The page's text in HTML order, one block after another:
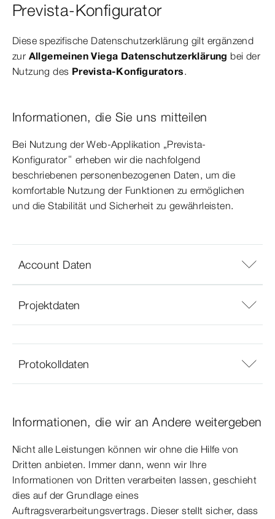
Prevista-Konfigurator
Diese spezifische Datenschutzerklärung gilt ergänzend
zur Allgemeinen Viega Datenschutzerklärung bei der
Nutzung des Prevista-Konfigurators.
Informationen, die Sie uns mitteilen
Bei Nutzung der Web-Applikation „Prevista-
Konfigurator“ erheben wir die nachfolgend
beschriebenen personenbezogenen Daten, um die
komfortable Nutzung der Funktionen zu ermöglichen
und die Stabilität und Sicherheit zu gewährleisten.
Account Daten
Projektdaten
Protokolldaten
Informationen, die wir an Andere weitergeben
Nicht alle Leistungen können wir ohne die Hilfe von
Dritten anbieten. Immer dann, wenn wir Ihre
Informationen von Dritten verarbeiten lassen, geschieht
dies auf der Grundlage eines
Auftragsverarbeitungsvertrags. Dieser stellt sicher, dass